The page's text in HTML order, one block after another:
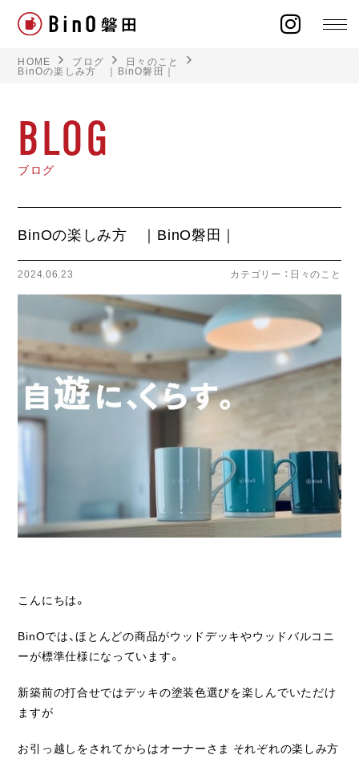
ラインナップ
施工事例
オーナー様の声
モデルハウス
ライフスタイル
クオリティ
会社概要
HOME ブログ 日々のこと
BinOの楽しみ方 ｜BinO磐田｜
BLOG
ブログ
BinOの楽しみ方 ｜BinO磐田｜
2024.06.23 カテゴリー ： 日々のこと
こんにちは。
BinOでは、ほとんどの商品がウッドデッキやウッドバルコニ
ーが標準仕様になっています。
新築前の打合せではデッキの塗装色選びを楽しんでいただけ
ますが
お引っ越しをされてからはオーナーさま それぞれの楽しみ方